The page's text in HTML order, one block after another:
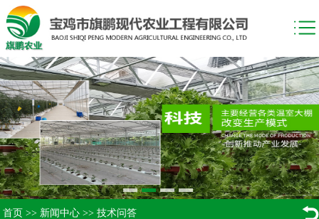
首页 >> 新闻中心 >> 技术问答